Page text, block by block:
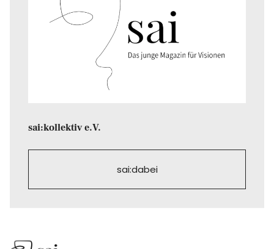
sai:kollektiv e.V.
sai:dabei